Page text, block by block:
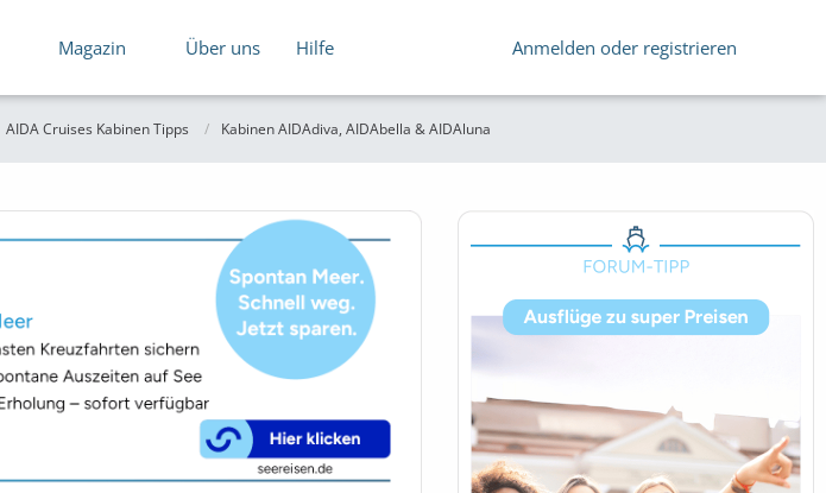
Magazin Über uns Hilfe Anmelden oder registrieren
AIDA Cruises Kabinen Tipps Kabinen AIDAdiva, AIDAbella & AIDAluna